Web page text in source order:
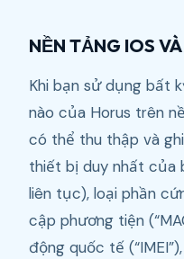
NỀN TẢNG IOS
Khi bạn sử dụng bất
nào của Horus trên
có thể thu thập và
thiết bị duy nhất của
liên tục), loại phần
cập phương tiện
động quốc tế